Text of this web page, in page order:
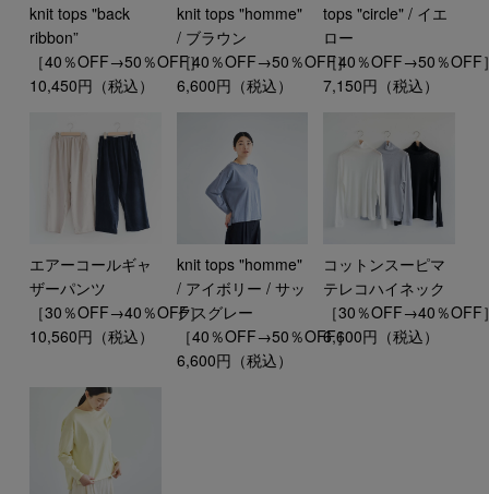
knit tops "back
ribbon”
［40％OFF→50％OFF］
10,450円（税込）
knit tops "homme"
/ ブラウン
［40％OFF→50％OFF］
6,600円（税込）
tops "circle" / イエ
ロー
［40％OFF→50％OFF
7,150円（税込）
エアーコールギャ
ザーパンツ
［30％OFF→40％OFF］
10,560円（税込）
knit tops "homme"
/ アイボリー / サッ
クスグレー
［40％OFF→50％OFF］
6,600円（税込）
コットンスーピマ
テレコハイネック
［30％OFF→40％OFF
6,600円（税込）